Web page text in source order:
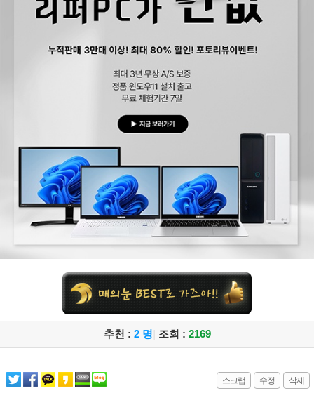
추천 : 2 명 조회 : 2169
스크랩 수정 삭제